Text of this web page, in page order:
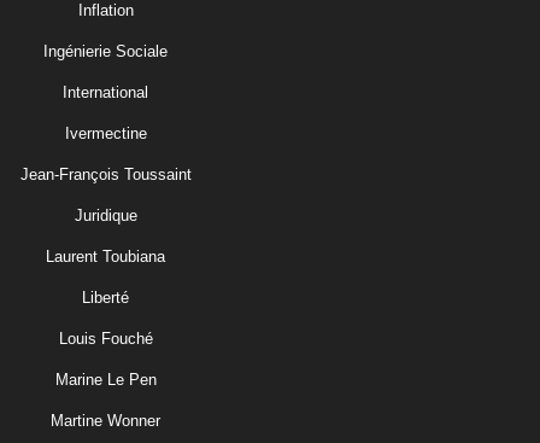
Inflation
Ingénierie Sociale
International
Ivermectine
Jean-François Toussaint
Juridique
Laurent Toubiana
Liberté
Louis Fouché
Marine Le Pen
Martine Wonner